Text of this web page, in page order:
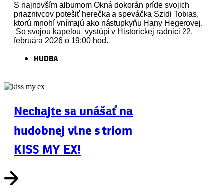
S najnovším albumom Okná dokorán príde svojich
priaznivcov potešiť herečka a speváčka Szidi Tobias,
ktorú mnohí vnímajú ako nástupkyňu Hany Hegerovej.
So svojou kapelou vystúpi v Historickej radnici 22.
februára 2026 o 19:00 hod.
HUDBA
Nechajte sa unášať na
hudobnej vlne s triom
KISS MY EX!